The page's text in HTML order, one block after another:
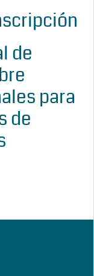
de
para
de